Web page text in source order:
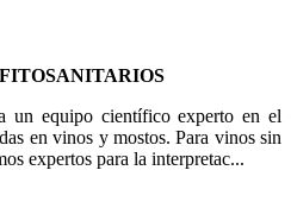
un equipo científico experto en el
en vinos y mostos. Para vinos sin
expertos para la interpretac...